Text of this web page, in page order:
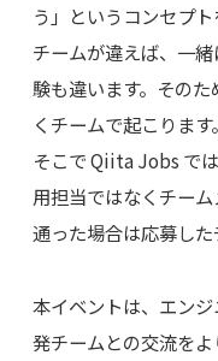
う」というコンセプ
チームが違えば、一
験も違います。その
くチームで起こります。
そこで Qiita Jobs で
用担当ではなくチー
通った場合は応募した
本イベントは、エン
発チームとの交流を